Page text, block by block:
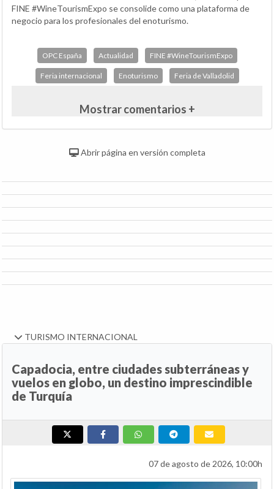
FINE #WineTourismExpo se consolide como una plataforma de
negocio para los profesionales del enoturismo.
OPC España Actualidad FINE #WineTourismExpo
Feria internacional Enoturismo Feria de Valladolid
Mostrar comentarios +
Abrir página en versión completa
TURISMO INTERNACIONAL
Capadocia, entre ciudades subterráneas y
vuelos en globo, un destino imprescindible
de Turquía
07 de agosto de 2026, 10:00h